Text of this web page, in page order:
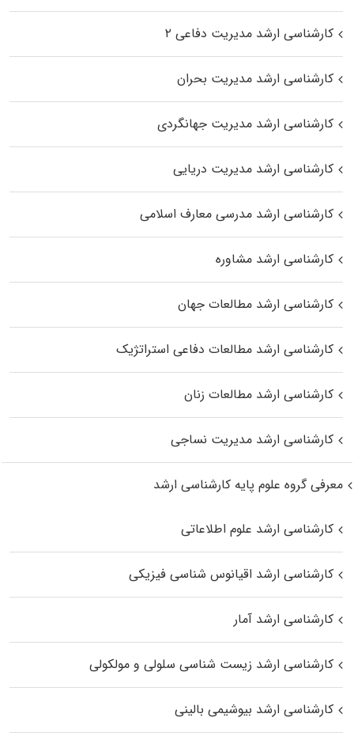
کارشناسی ارشد مدیریت دفاعی ۲
کارشناسی ارشد مدیریت بحران
کارشناسی ارشد مدیریت جهانگردی
کارشناسی ارشد مدیریت دریایی
کارشناسی ارشد مدرسی معارف اسلامی
کارشناسی ارشد مشاوره
کارشناسی ارشد مطالعات جهان
کارشناسی ارشد مطالعات دفاعی استراتژیک
کارشناسی ارشد مطالعات زنان
کارشناسی ارشد مدیریت نساجی
معرفی گروه علوم پایه کارشناسی ارشد
کارشناسی ارشد علوم اطلاعاتی
کارشناسی ارشد اقیانوس‌ شناسی فیزیکی
کارشناسی ارشد آمار
کارشناسی ارشد زیست شناسی سلولی و مولکولی
کارشناسی ارشد بیوشیمی بالینی